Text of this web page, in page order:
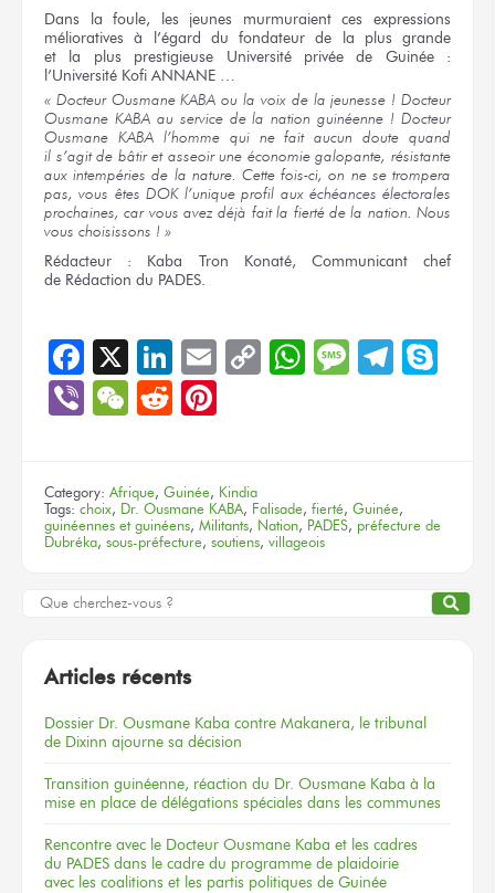
Dans la foule, les jeunes murmuraientces expressions
méliorativesà l’égard du fondateur de la plus grande
et la plus prestigieuse Université privéede Guinée :
l’Université Kofi ANNANE …
« Docteur Ousmane KABAou la voix de la jeunesse ! Docteur
Ousmane KABA au service de la nation guinéenne ! Docteur
Ousmane KABAl’homme qui ne faitaucun doute quand
il s’agit de bâtir et asseoir une économiegalopante, résistante
aux intempériesde la nature. Cette fois-ci, on ne se trompera
pas,vous êtes DOK l’unique profil aux échéances électorales
prochaines, car vous avez déjà faitla fiertédela nation. Nous
vous choisissons ! »
Rédacteur : Kaba Tron Konaté, Communicant chef
de Rédaction du PADES.
Facebook
X LinkedIn
EmailCopyWhatsApp
Message
ViberWeChat
Reddit
Category: Afrique, Guinée, Kindia
Tags: choix, Dr. Ousmane KABA, Falisade, fierté, Guinée,
guinéennes et guinéens, Militants, Nation, PADES, préfecture de
Dubréka, sous-préfecture, soutiens, villageois
Articles récents
Dossier Dr. Ousmane Kaba contre Makanera, le tribunal
de Dixinn ajourne sa décision
Transition guinéenne, réaction du Dr. Ousmane Kaba à la
mise en place de délégations spéciales dans les communes
Rencontre avec le Docteur Ousmane Kaba et les cadres
du PADES dans le cadre du programme de plaidoirie
avec les coalitions et les partis politiques de Guinée